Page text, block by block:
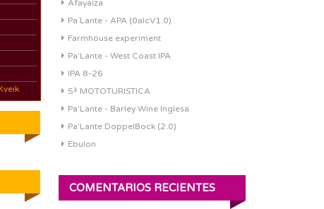
Afayaiza
Pa´Lante - APA (0alcV1.0)
Farmhouse experiment
Pa'Lante - West Coast IPA
IPA 8-26
5ª MOTOTURISTICA
Pa'Lante - Barley Wine Inglesa
Pa’Lante DoppelBock (2.0)
Ebulon
COMENTARIOS RECIENTES